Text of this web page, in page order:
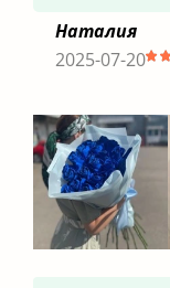
Наталия
2025-07-20